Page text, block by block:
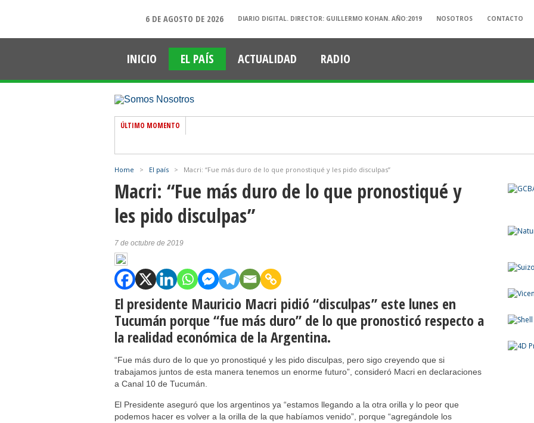
6 DE AGOSTO DE 2026 DIARIO DIGITAL. DIRECTOR: GUILLERMO KOHAN. AÑO:2019 NOSOTROS CONTACTO
INICIO EL PAÍS ACTUALIDAD RADIO
ÚLTIMO MOMENTO
Home > El país > Macri: “Fue más duro de lo que pronostiqué y les pido disculpas”
Macri: “Fue más duro de lo que pronostiqué y
les pido disculpas”
7 de octubre de 2019
El presidente Mauricio Macri pidió “disculpas” este lunes en
Tucumán porque “fue más duro” de lo que pronosticó respecto a
la realidad económica de la Argentina.
“Fue más duro de lo que yo pronostiqué y les pido disculpas, pero sigo creyendo que si
trabajamos juntos de esta manera tenemos un enorme futuro”, consideró Macri en declaraciones
a Canal 10 de Tucumán.
El Presidente aseguró que los argentinos ya “estamos llegando a la otra orilla y lo peor que
podemos hacer es volver a la orilla de la que habíamos venido”, porque “agregándole los